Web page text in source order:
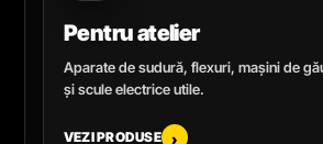
Pentru atelier
Aparate de sudură, flexuri, mașini de
și scule electrice utile.
VEZI PRODUSE ›